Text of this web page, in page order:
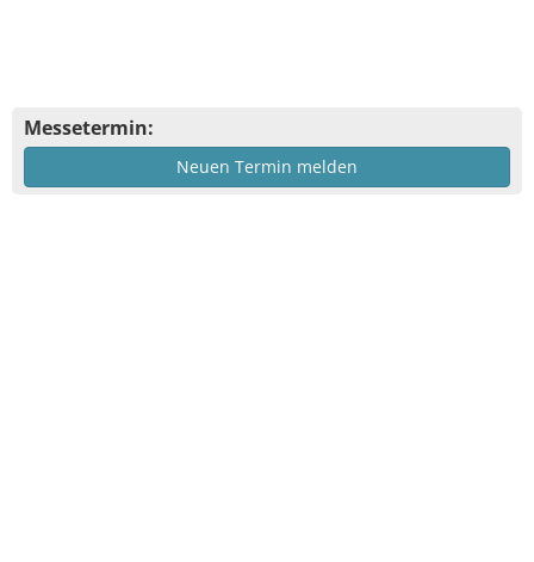
Messetermin:
Neuen Termin melden